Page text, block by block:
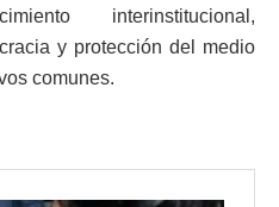
interinstitucional,
y protección del medio
comunes.